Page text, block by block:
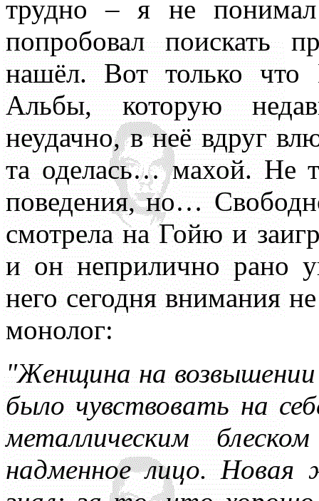
всюду применял как чисто
противопоставляя
подсознательное часто
то обеспечивает любое
одна его часть, которая –
– обеспечивает в
подсознаний автора и
поводу. По
подсознаний в
то, знаемом и рожденном
нигде уточнять и
трудно – я не
попробовал поискать
нашёл. Вот только что
Альбы, которую
неудачно, в неё вдруг
та оделась… махой. Не
поведения, но…
смотрела на Гойю и
и он неприлично рано
него сегодня внимания
монолог:
"Женщина на возвышении
было чувствовать на
металлическим
надменное лицо. Новая